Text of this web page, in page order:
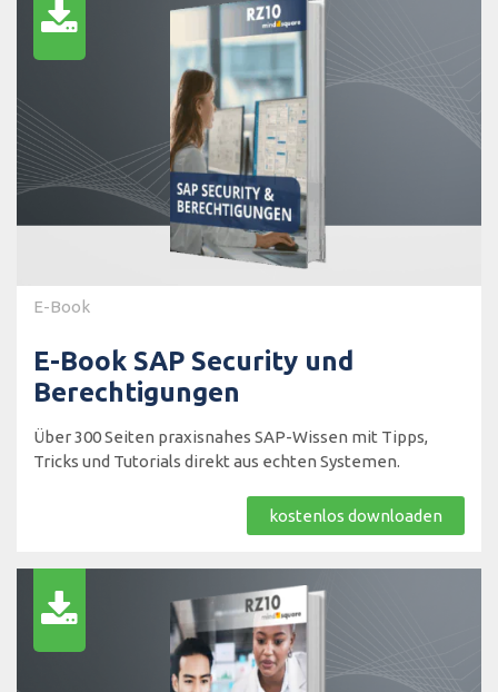
E-Book
E-Book SAP Security und
Berechtigungen
Über 300 Seiten praxisnahes SAP-Wissen mit Tipps,
Tricks und Tutorials direkt aus echten Systemen.
kostenlos downloaden